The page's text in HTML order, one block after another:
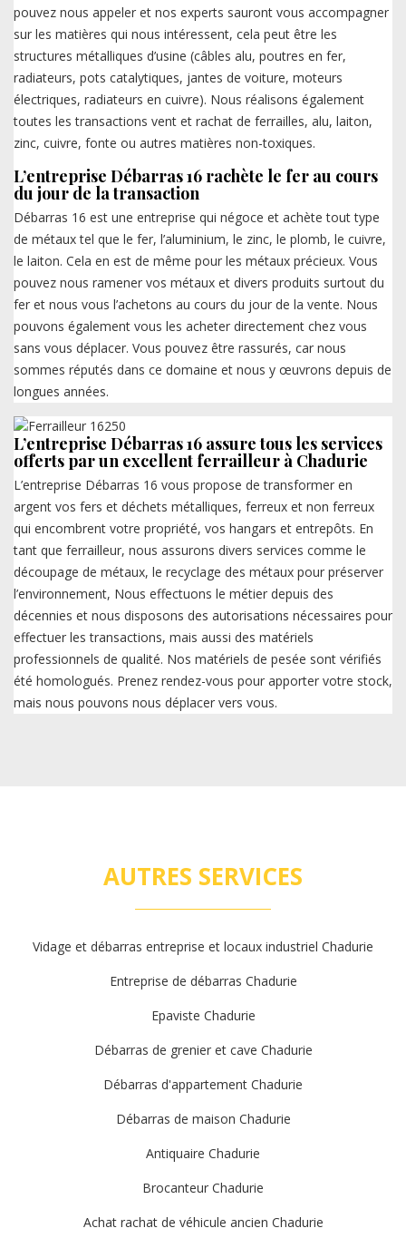
pouvez nous appeler et nos experts sauront vous accompagner
sur les matières qui nous intéressent, cela peut être les
structures métalliques d’usine (câbles alu, poutres en fer,
radiateurs, pots catalytiques, jantes de voiture, moteurs
électriques, radiateurs en cuivre). Nous réalisons également
toutes les transactions vent et rachat de ferrailles, alu, laiton,
zinc, cuivre, fonte ou autres matières non-toxiques.
L’entreprise Débarras 16 rachète le fer au cours
du jour de la transaction
Débarras 16 est une entreprise qui négoce et achète tout type
de métaux tel que le fer, l’aluminium, le zinc, le plomb, le cuivre,
le laiton. Cela en est de même pour les métaux précieux. Vous
pouvez nous ramener vos métaux et divers produits surtout du
fer et nous vous l’achetons au cours du jour de la vente. Nous
pouvons également vous les acheter directement chez vous
sans vous déplacer. Vous pouvez être rassurés, car nous
sommes réputés dans ce domaine et nous y œuvrons depuis de
longues années.
L’entreprise Débarras 16 assure tous les services
offerts par un excellent ferrailleur à Chadurie
L’entreprise Débarras 16 vous propose de transformer en
argent vos fers et déchets métalliques, ferreux et non ferreux
qui encombrent votre propriété, vos hangars et entrepôts. En
tant que ferrailleur, nous assurons divers services comme le
découpage de métaux, le recyclage des métaux pour préserver
l’environnement, Nous effectuons le métier depuis des
décennies et nous disposons des autorisations nécessaires pour
effectuer les transactions, mais aussi des matériels
professionnels de qualité. Nos matériels de pesée sont vérifiés
été homologués. Prenez rendez-vous pour apporter votre stock,
mais nous pouvons nous déplacer vers vous.
AUTRES SERVICES
Vidage et débarras entreprise et locaux industriel Chadurie
Entreprise de débarras Chadurie
Epaviste Chadurie
Débarras de grenier et cave Chadurie
Débarras d'appartement Chadurie
Débarras de maison Chadurie
Antiquaire Chadurie
Brocanteur Chadurie
Achat rachat de véhicule ancien Chadurie